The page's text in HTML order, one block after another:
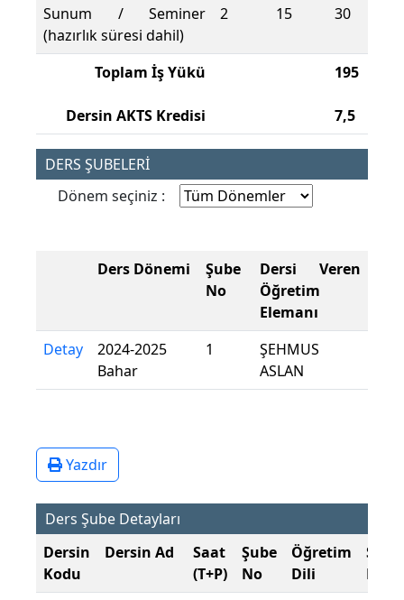
Sunum / Seminer
(hazırlık süresi dahil)
2 15 30
Toplam İş Yükü
Dersin AKTS Kredisi
195
7,5
DERS ŞUBELERİ
Dönem seçiniz :
Ders Dönemi
Şube
No
Dersi Veren
Öğretim
Elemanı
Detay
2024-2025
Bahar
1
ŞEHMUS
ASLAN
Yazdır
Ders Şube Detayları
Dersin
Kodu
Dersin Ad
Saat
(T+P)
Şube
No
Öğretim
Dili
Şube